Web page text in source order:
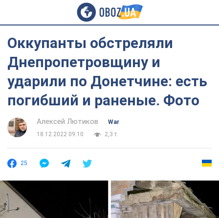
Оккупанты обстреляли
Днепропетровщину и
ударили по Донетчине: есть
погибший и раненые. Фото
Алексей Лютиков
War
18.12.2022 09:10
2,3 т.
25